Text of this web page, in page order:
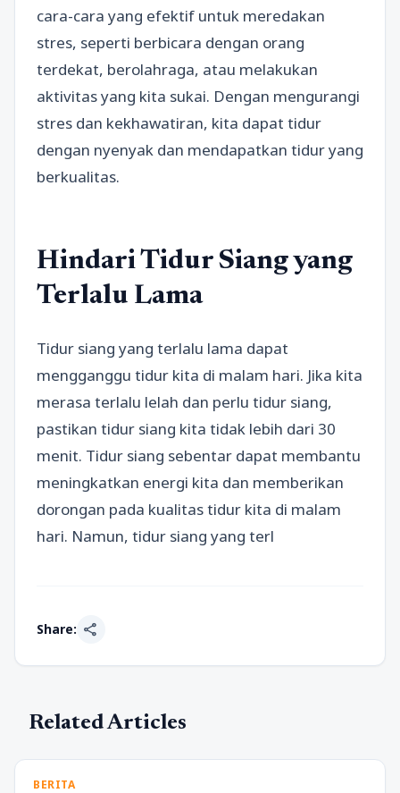
cara-cara yang efektif untuk meredakan
stres, seperti berbicara dengan orang
terdekat, berolahraga, atau melakukan
aktivitas yang kita sukai. Dengan mengurangi
stres dan kekhawatiran, kita dapat tidur
dengan nyenyak dan mendapatkan tidur yang
berkualitas.
Hindari Tidur Siang yang
Terlalu Lama
Tidur siang yang terlalu lama dapat
mengganggu tidur kita di malam hari. Jika kita
merasa terlalu lelah dan perlu tidur siang,
pastikan tidur siang kita tidak lebih dari 30
menit. Tidur siang sebentar dapat membantu
meningkatkan energi kita dan memberikan
dorongan pada kualitas tidur kita di malam
hari. Namun, tidur siang yang terl
Share: share
Related Articles
BERITA